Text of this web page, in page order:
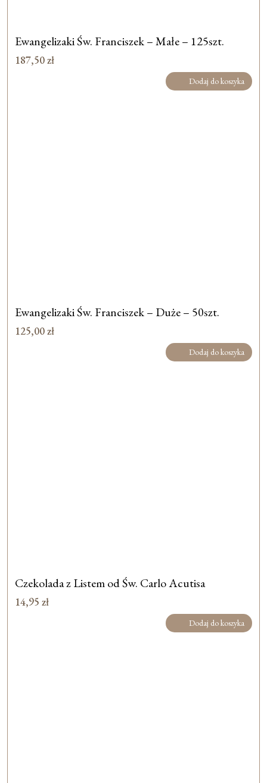
Ewangelizaki Św. Franciszek – Małe – 125szt.
187,50zł
Dodaj do koszyka
Ewangelizaki Św. Franciszek – Duże – 50szt.
125,00zł
Dodaj do koszyka
Czekolada z Listem od Św. Carlo Acutisa
14,95 zł
Dodaj do koszyka